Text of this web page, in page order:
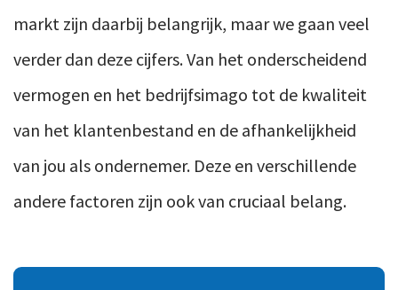
markt zijn daarbij belangrijk, maar we gaan veel
verder dan deze cijfers. Van het onderscheidend
vermogen en het bedrijfsimago tot de kwaliteit
van het klantenbestand en de afhankelijkheid
van jou als ondernemer. Deze en verschillende
andere factoren zijn ook van cruciaal belang.